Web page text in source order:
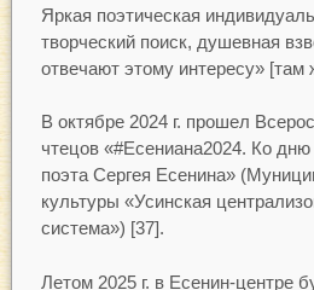
Яркая поэтическая
творческий поиск, душевная
отвечают этому интересу» [там
В октябре 2024 г. прошел
чтецов «#Есениана2024. Ко дню
поэта Сергея Есенина»
культуры «Усинская
система») [37].
Летом 2025 г. в Есенин-центре